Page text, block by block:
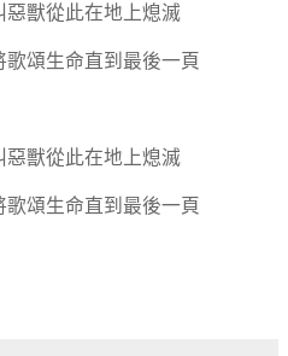
獸從此在地上熄滅
頌生命直到最後一頁
獸從此在地上熄滅
頌生命直到最後一頁